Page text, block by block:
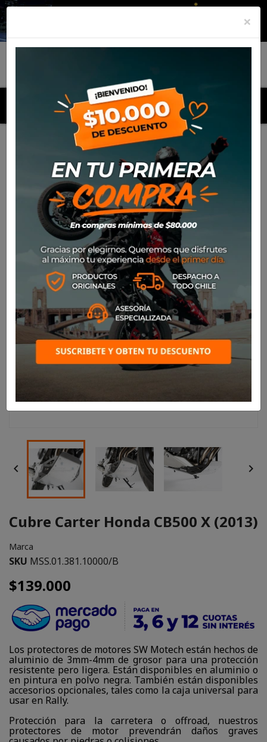
MENU
Productos Cubre Carter Honda CB500 X (2013)
 
Cubre Carter Honda CB500 X (2013)
Marca
SKU MSS.01.381.10000/B
$139.000
Los protectores de motores SW Motech están hechos de
aluminio de 3mm-4mm de grosor para una protección
resistente pero ligera. Están disponibles en aluminio o
en pintura en polvo negra. También están disponibles
accesorios opcionales, tales como la caja universal para
usar en Rally.
Protección para la carretera o offroad, nuestros
protectores de motor prevendrán daños graves
×